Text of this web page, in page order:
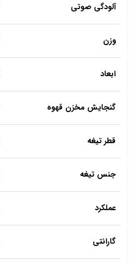
آلودگی صوتی
وزن
ابعاد
گنجایش مخزن قهوه
قطر تیغه
جنس تیغه
عملکرد
گارانتی